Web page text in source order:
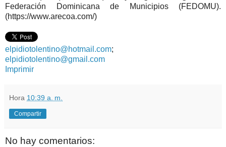
Federación Dominicana de Municipios (FEDOMU).
(https://www.arecoa.com/)
elpidiotolentino@hotmail.com;
elpidiotolentino@gmail.com
Imprimir
Hora 10:39 a. m.
Compartir
No hay comentarios: